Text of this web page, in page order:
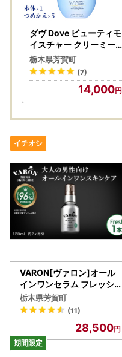
ダヴ Dove ビューティモ
イスチャー クリーミー
泡洗顔料（本体×1+つめ
かえ×5）｜洗顔料
栃木県芳賀町
(7)
14,000
VARON[ヴァロン]オール
インワンセラム フレッシ
ュ | メンズ スキンケア エ
イジング ケア 美容液 化粧
水 クリーム
栃木県芳賀町
(11)
28,500